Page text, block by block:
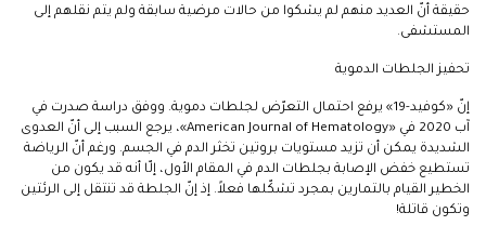
حقيقة أنّ العديد منهم لم يشكوا من حالات مرضية سابقة ولم يتم نقلهم إلى
المستشفى.
تحفيز الجلطات الدموية
إنّ «كوفيد-19» يرفع احتمال التعرّض لجلطات دموية. ووفق دراسة صدرت في
آب 2020 في «American Journal of Hematology»، يرجع السبب إلى أنّ العدوى
الشديدة يمكن أن تزيد مستويات بروتين تخثر الدم في الجسم. ورغم أنّ الرياضة
تستطيع خفض الإصابة بجلطات الدم في المقام الأول، إلّا أنه قد يكون من
الخطير القيام بالتمارين بمجرد تشكّلها فعلاً. إذ إنّ الجلطة قد تنتقل إلى الرئتين
وتكون قاتلة!